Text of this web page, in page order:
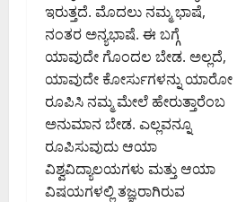
ಇರುತ್ತದೆ. ಮೊದಲು ನಮ್ಮ ಭಾಷೆ,
ನಂತರ ಅನ್ಯಭಾಷೆ. ಈ ಬಗ್ಗೆ
ಯಾವುದೇ ಗೊಂದಲ ಬೇಡ. ಅಲ್ಲದೆ,
ಯಾವುದೇ ಕೋರ್ಸುಗಳನ್ನು ಯಾರೋ
ರೂಪಿಸಿ ನಮ್ಮ ಮೇಲೆ ಹೇರುತ್ತಾರೆಂಬ
ಅನುಮಾನ ಬೇಡ. ಎಲ್ಲವನ್ನೂ
ರೂಪಿಸುವುದು ಆಯಾ
ವಿಶ್ವವಿದ್ಯಾಲಯಗಳು ಮತ್ತು ಆಯಾ
ವಿಷಯಗಳಲ್ಲಿ ತಜ್ಞರಾಗಿರುವ